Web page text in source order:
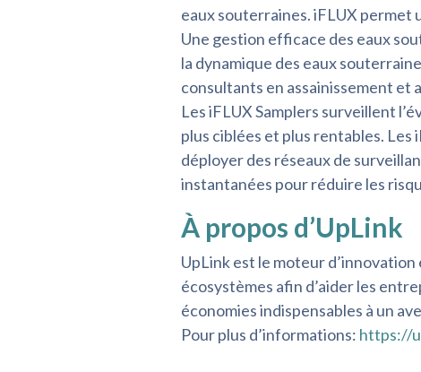
eaux souterraines. iFLUX
Une gestion efficace des eaux
la dynamique des eaux
consultants en assainissement et
Les iFLUX Samplers surveillent
plus ciblées et plus rentables.
déployer des réseaux de
instantanées pour réduire les
À propos d’UpLink
UpLink est le moteur
écosystèmes afin d’aider les
économies indispensables à un
Pour plus d’informations: https://